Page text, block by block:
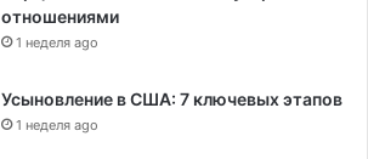
отношениями
1 неделя ago
Усыновление в США: 7 ключевых этапов
1 неделя ago